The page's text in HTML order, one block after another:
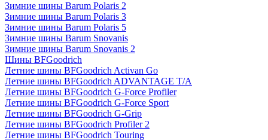
Зимние шины Barum Polaris 2
Зимние шины Barum Polaris 3
Зимние шины Barum Polaris 5
Зимние шины Barum Snovanis
Зимние шины Barum Snovanis 2
Шины BFGoodrich
Летние шины BFGoodrich Activan Go
Летние шины BFGoodrich ADVANTAGE T/A
Летние шины BFGoodrich G-Force Profiler
Летние шины BFGoodrich G-Force Sport
Летние шины BFGoodrich G-Grip
Летние шины BFGoodrich Profiler 2
Летние шины BFGoodrich Touring